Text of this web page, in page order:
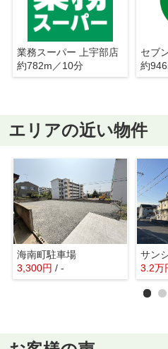
業務スーパー 上宇部店
約782m／10分
約
エリアの近い物件
海南町駐車場
3,300円 / -
サン
3.2万